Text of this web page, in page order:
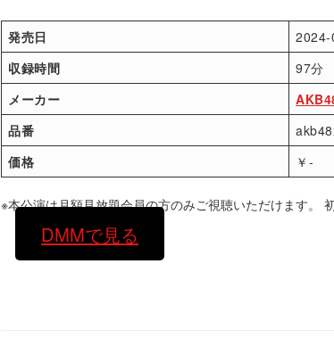
発売日
収録時間
97分
メーカー
品番
価格
￥-
※本公演は月額見放題会員の方のみご視聴いただけます。
DMMで見る